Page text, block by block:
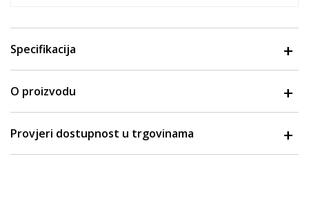
Specifikacija
O proizvodu
Provjeri dostupnost u trgovinama